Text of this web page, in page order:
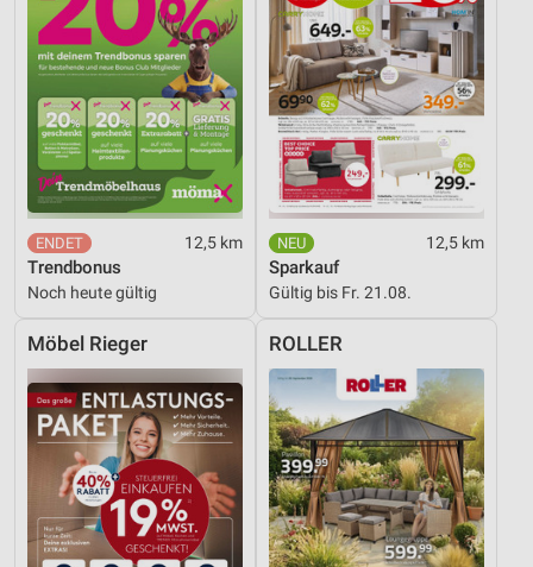
12,5 km
Trendbonus
Noch heute gültig
12,5 km
Sparkauf
Gültig bis Fr. 21.08.
Möbel Rieger ROLLER